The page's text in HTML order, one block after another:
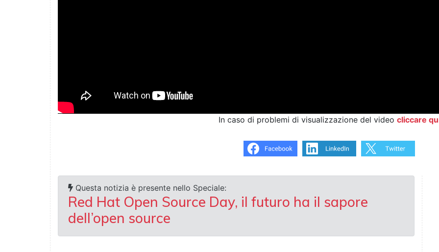
In caso di problemi di visualizzazione del video cliccare
Questa notizia è presente nello Speciale:
Red Hat Open Source Day, il futuro ha il sapore
dell’open source